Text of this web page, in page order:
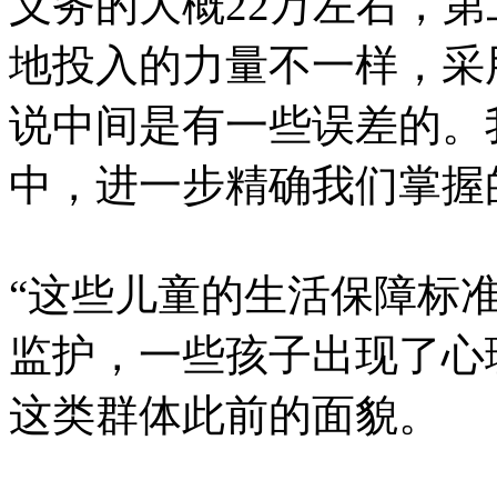
地投入的力量不一样，
说中间是有一些误差的
中，进一步精确我们掌握
“这些儿童的生活保障标
监护，一些孩子出现了
这类群体此前的面貌。